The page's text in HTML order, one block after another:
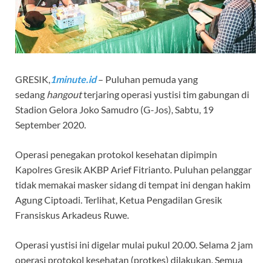
GRESIK, 1minute.id– Puluhan pemuda yang
sedang hangoutterjaring operasi yustisi tim gabungan di
Stadion Gelora Joko Samudro (G-Jos), Sabtu, 19
September 2020.
Operasi penegakan protokol kesehatan dipimpin
Kapolres Gresik AKBP Arief Fitrianto. Puluhan pelanggar
tidak memakai masker sidang di tempat ini dengan hakim
Agung Ciptoadi. Terlihat, Ketua Pengadilan Gresik
Fransiskus Arkadeus Ruwe.
Operasi yustisi ini digelar mulai pukul 20.00. Selama 2 jam
operasi protokol kesehatan (protkes) dilakukan. Semua